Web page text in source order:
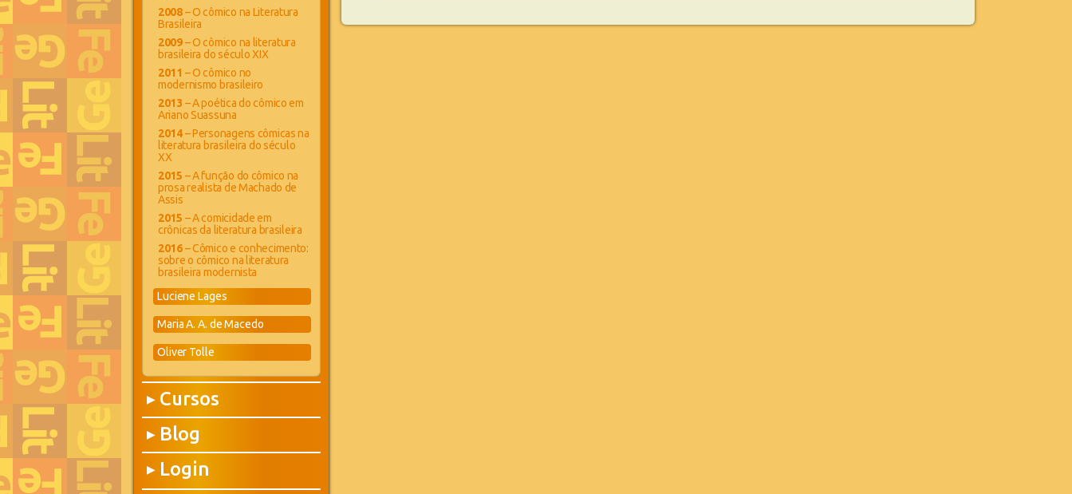
2008– O cômico na Literatura
Brasileira
2009– O cômico na literatura
brasileira do século XIX
2011 – O cômico no
modernismo brasileiro
2013 – A poética do cômico em
Ariano Suassuna
2014– Personagens cômicas na
literatura brasileira do século
XX
2015 – A função do cômico na
prosa realista de Machado de
Assis
2015 – A comicidade em
crônicas da literatura brasileira
2016– Cômico e conhecimento:
sobre o cômico na literatura
brasileira modernista
Luciene Lages
Maria A. A. de Macedo
Oliver Tolle
▶ Cursos
▶ Blog
▶ Login